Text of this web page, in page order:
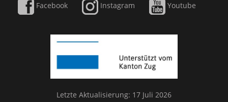
Facebook Instagram Youtube
Letzte Aktualisierung: 17 Juli 2026